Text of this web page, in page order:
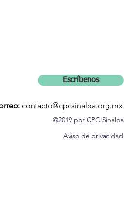
Escríbenos
contacto@cpcsinaloa.org.mx
©2019 por CPC Sinaloa
Aviso de privacidad